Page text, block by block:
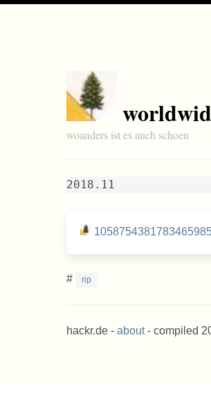
woanders ist es auch schoen
2018.11
# rip
hackr.de - about- compiled